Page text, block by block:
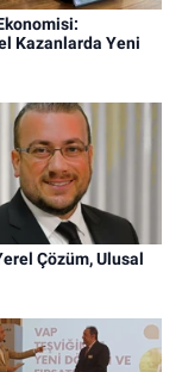
Kazanlarda Yeni
Çözüm, Ulusal